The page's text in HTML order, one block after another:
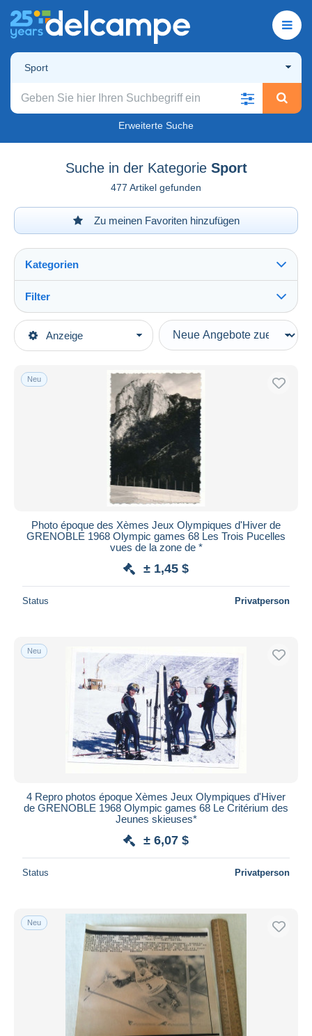
Sport
Erweiterte Suche
Suche in der Kategorie Sport
477 Artikel gefunden
Zu meinen Favoriten hinzufügen
Anzeige
Kategorien
Hauptkategorien
Fotos
Filter
Art der Verkäufe
Laufende Angebote
Auktionen mit Geboten
Auktionen ohne Gebote
Auktionshäuser
Endet in
Von $
Zahlungsmethoden
PayPal
Banküberweisung
Visa
Mastercard
Bancontact
Maestro
Gesamte Auswahl aufheben
Wohnsitz des Verkäufers
Übernehmen
Neu
Photo époque des Xèmes Jeux Olympiques d'Hiver de
GRENOBLE 1968 Olympic games 68 Les Trois Pucelles
vues de la zone de *
± 1,45 $
Status Privatperson
Neu
4 Repro photos époque Xèmes Jeux Olympiques d'Hiver
de GRENOBLE 1968 Olympic games 68 Le Critérium des
Jeunes skieuses*
± 6,07 $
Status Privatperson
Neu